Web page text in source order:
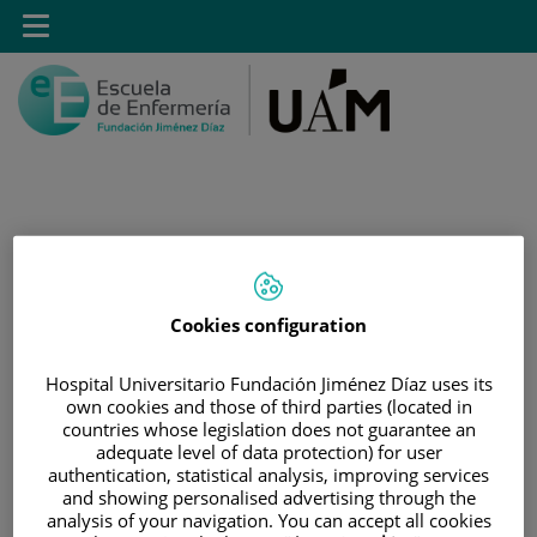
Saltar al contenido
Toggle
navigation
|MÁSTER PROPIO POR LA UAM EN CUIDADOS
AVANZADOS DEL PACIENTE EN ANESTESIA,
REANIMACIÓN Y TRATAMIENTO DEL DOLOR
Máster Propio por la UAM
Cookies configuration
Hospital Universitario Fundación Jiménez Díaz uses its
own cookies and those of third parties (located in
countries whose legislation does not guarantee an
adequate level of data protection) for user
authentication, statistical analysis, improving services
and showing personalised advertising through the
analysis of your navigation. You can accept all cookies